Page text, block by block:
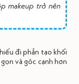
makeup trở nên
đi phần tạo khối
và góc cạnh hơn